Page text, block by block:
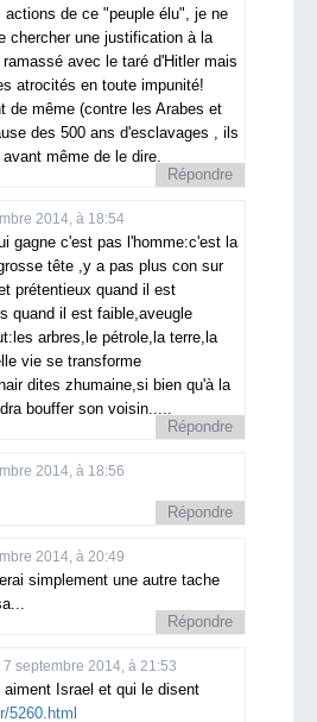
actions de ce "peuple élu", je ne
chercher une justification à la
avec le taré d'Hitler mais
atrocités en toute impunité!
de même (contre les Arabes et
des 500 ans d'esclavages , ils
même de le dire.
Répondre
2014, à 18:54
gagne c'est pas l'homme:c'est la
tête ,y a pas plus con sur
prétentieux quand il est
quand il est faible,aveugle
arbres,le pétrole,la terre,la
vie se transforme
dites zhumaine,si bien qu'à la
bouffer son voisin.....
Répondre
2014, à 18:56
Répondre
2014, à 20:49
simplement une autre tache
Répondre
7 septembre 2014, à 21:53
Israel et qui le disent
5260.html